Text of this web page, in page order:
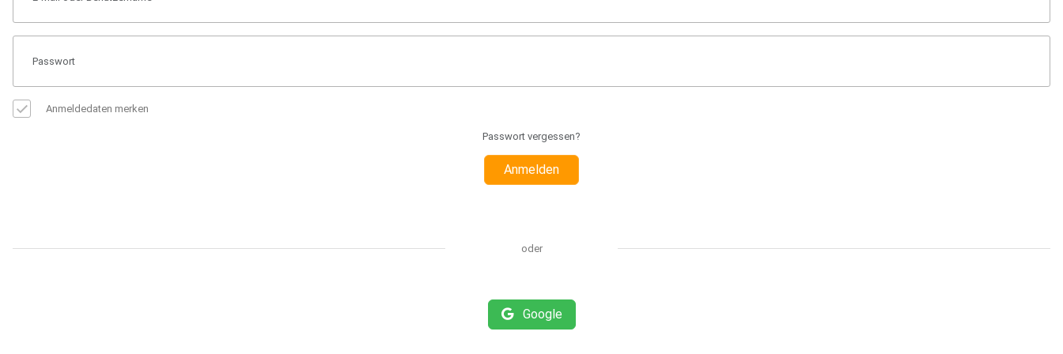
Anmeldedaten merken
Passwort vergessen?
Anmelden
oder
Google